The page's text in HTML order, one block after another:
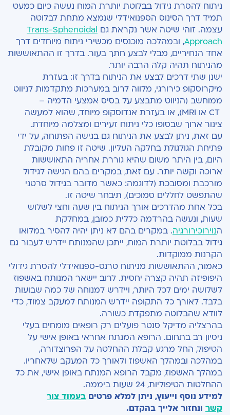
ניתוח להסרת גידול בבלוטת יותרת המוח נעשה כיום כמעט
תמיד דרך הסינוס הספנואידלי שנמצא מתחת לבלוטה
עצמה. זוהי שיטה אשר נקראת גם Trans-Sphenoidal
Approach, ובמהלכה מוכנסים מכשירי ניתוח מיוחדים דרך
אחד הנחיריים, מבלי לבצע חתך בעור. בדרך זו ההתאוששות
מהניתוח תהיה קלה הרבה יותר.
ישנן שתי דרכים לבצע את הניתוח בדרך זו: בעזרת
מיקרוסקופ כירורגי, מלווה לרוב במערכות מתקדמות לניווט
ממוחשב (הניווט מתבצע על בסיס אמצעי הדמיה –
CT או MRI), או בעזרת אנדוסקופ מיוחד, שהוא למעשה
צינור ארוך שבסופו כלי ניתוח זעירים ומצלמה מיוחדת.
עם זאת, ניתן לבצע את הניתוח גם בגישה הפתוחה, על ידי
פתיחת הגולגולת בחלקה העליון. שיטה זו פחות מקובלת
היום, בין היתר משום שהיא גוררת אחריה התאוששות
ארוכה וקשה יותר. עם זאת, במקרים בהם הגישה לגידול
מורכבת ומסובכת (לדוגמה: כאשר מדובר בגידול סרטני
שהתפשט לחללים סמוכים), תיבחר שיטה זו.
בכל אחת מהדרכים אורך הניתוח בין שעה וחצי לשלוש
שעות, ונעשה בהרדמה כללית כמובן, במחלקת
הנוירוכירורגיה. במקרים בהם לא ניתן יהיה להסיר במלואו
גידול בבלוטת יותרת המוח, ייתכן שהמנותח יידרש לעבור גם
הקרנות ממוקדות.
כאמור, ההתאוששות מניתוח טרנס-ספנואידלי להסרת גידולי
היפופיזה תהיה קצרה יחסית. לרוב יישאר המנותח באשפוז
לשלושה ימים לכל היותר, ויידרש למנוחה של כמה שבועות
בלבד. לאורך כל התקופה יידרש המנותח למעקב צמוד, כדי
לוודא שהבלוטה מתפקדת כשורה.
בהרצליה מדיקל סנטר פועלים רק רופאים מומחים בעלי
ניסיון רב בתחום. הרופא המנתח אחראי באופן אישי על
הטיפול, החל מרגע קבלת ההחלטה על הפרוצדורה,
במהלכה ובמהלך האשפוז ולאורך כל המעקב שלאחריו.
במהלך האשפוז, מקבל הרופא המנתח באופן אישי, את כל
ההחלטות הטיפוליות, 24 שעות ביממה.
למידע נוסף וייעוץ, ניתן למלא פרטים בעמוד צור
קשר ונחזור אלייך בהקדם.